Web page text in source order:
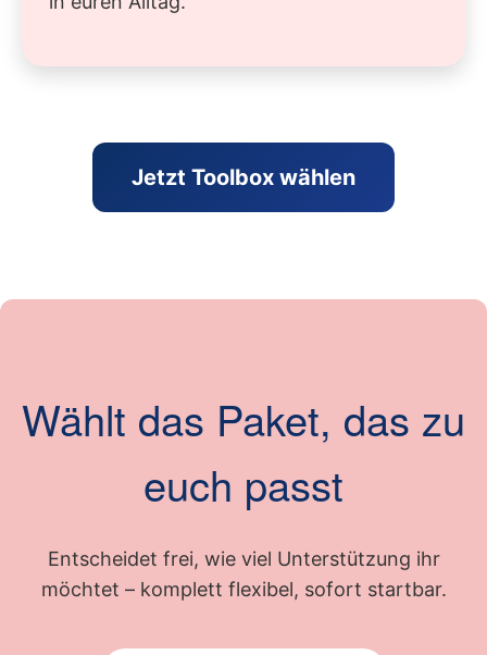
Jetzt Toolbox wählen
Wählt das Paket, das zu
euch passt
Entscheidet frei, wie viel Unterstützung ihr
möchtet – komplett flexibel, sofort startbar.